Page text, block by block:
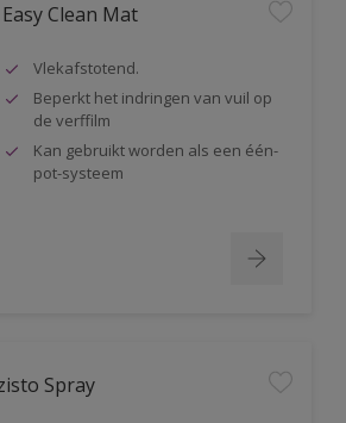
Clean Mat
Vlekafstotend.
Beperkt het indringen van vuil op
de verffilm
Kan gebruikt worden als een één-
pot-systeem
Spray